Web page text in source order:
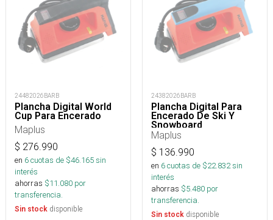
24482026BARB
Plancha Digital World
Cup Para Encerado
Maplus
$ 276.990
en 6cuotas de $46.165sin
interés
ahorras $11.080 por
transferencia.
Sin stock disponible
24382026BARB
Plancha Digital Para
Encerado De Ski Y
Snowboard
Maplus
$ 136.990
en 6cuotas de $22.832sin
interés
ahorras $5.480 por
transferencia.
Sin stock disponible